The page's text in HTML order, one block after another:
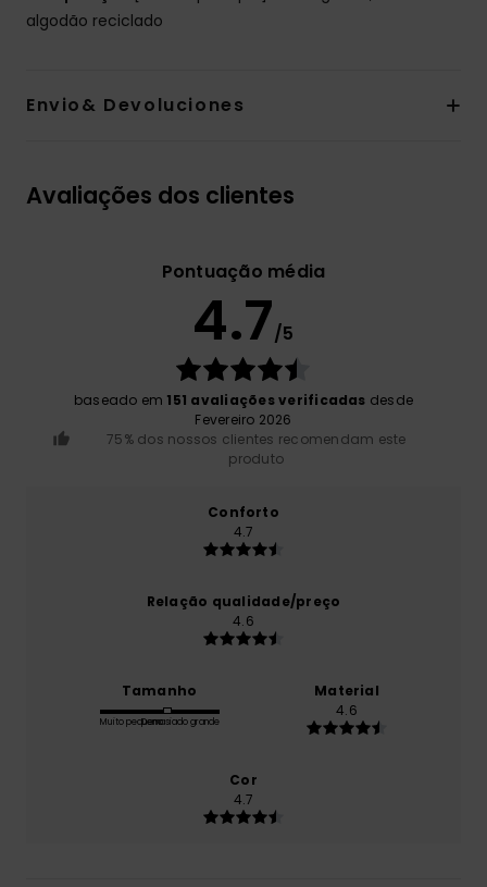
algodão reciclado
Envio& Devoluciones
Avaliações dos clientes
Pontuação média
4.7/5
baseado em 151 avaliações verificadas desde
Fevereiro 2026
75% dos nossos clientes recomendam este
produto
Conforto
4.7
Relação qualidade/preço
4.6
Tamanho
Muito pequenoDemasiado grande
Material
4.6
Cor
4.7